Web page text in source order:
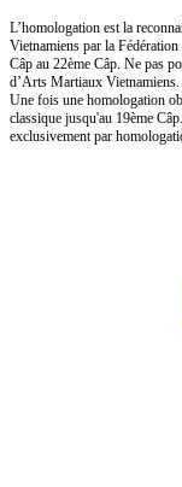
L’homologation est la
Vietnamiens par la
Câp au 22ème Câp. Ne pas
d’Arts Martiaux
Une fois une homologation
classique jusqu'au 19ème Câp.
exclusivement par